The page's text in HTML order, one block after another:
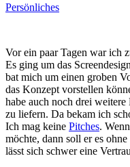
Persönliches
Vor ein paar Tagen war ich
Es ging um das
bat mich um einen groben
das Konzept vorstellen
habe auch noch drei
zu liefern. Da bekam ich
Ich mag keine Pitches.
möchte, dann soll er es
lässt sich schwer eine